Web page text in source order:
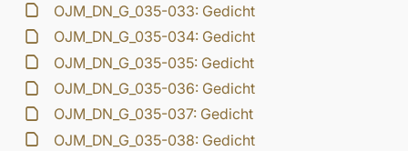
OJM_DN_G_035-033: Gedicht
OJM_DN_G_035-034: Gedicht
OJM_DN_G_035-035: Gedicht
OJM_DN_G_035-036: Gedicht
OJM_DN_G_035-037: Gedicht
OJM_DN_G_035-038: Gedicht